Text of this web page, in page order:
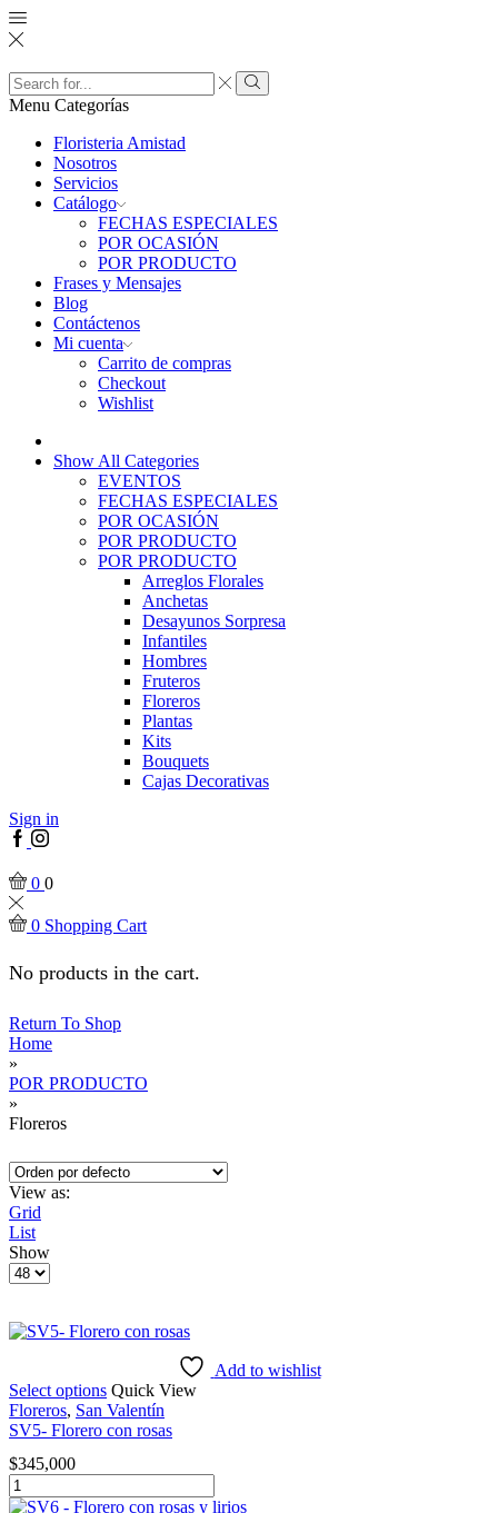
Search
input
Search
Menu Categorías
Floristeria Amistad
Nosotros
Servicios
Catálogo
FECHAS ESPECIALES
POR OCASIÓN
POR PRODUCTO
Frases y Mensajes
Blog
Contáctenos
Mi cuenta
Carrito de compras
Checkout
Wishlist
Show All Categories
EVENTOS
FECHAS ESPECIALES
POR OCASIÓN
POR PRODUCTO
POR PRODUCTO
Arreglos Florales
Anchetas
Desayunos Sorpresa
Infantiles
Hombres
Fruteros
Floreros
Plantas
Kits
Bouquets
Cajas Decorativas
Sign in
Facebook
Instagram
0 0
0 Shopping Cart
No products in the cart.
Return To Shop
Home
»
POR PRODUCTO
»
Floreros
View as:
Grid
List
Show
Products
Add to wishlist
Select options Quick View
Floreros, San Valentín
SV5- Florero con rosas
$345,000
SV5-
Florero